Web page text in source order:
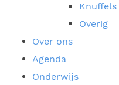
Knuffels
Overig
Over ons
Agenda
Onderwijs